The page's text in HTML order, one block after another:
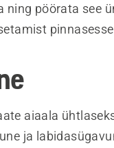
ning pöörata see
aiaala
ja